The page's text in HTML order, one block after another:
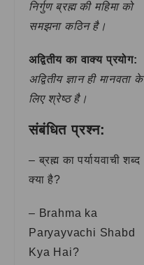
निर्गुण ब्रह्म की महिमा को
समझना कठिन है।
अद्वितीय का वाक्य प्रयोग:
अद्वितीय ज्ञान ही मानवता के
लिए श्रेष्ठ है।
संबंधित प्रश्न:
– ब्रह्म का पर्यायवाची शब्द
क्या है?
– Brahma ka
Paryayvachi Shabd
Kya Hai?